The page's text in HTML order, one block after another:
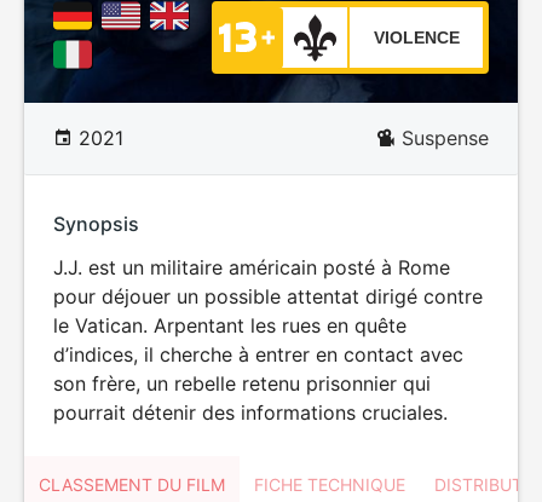
VIOLENCE
2021 Suspense
Synopsis
J.J. est un militaire américain posté à Rome
pour déjouer un possible attentat dirigé contre
le Vatican. Arpentant les rues en quête
d’indices, il cherche à entrer en contact avec
son frère, un rebelle retenu prisonnier qui
pourrait détenir des informations cruciales.
CLASSEMENT DU FILM FICHE TECHNIQUE